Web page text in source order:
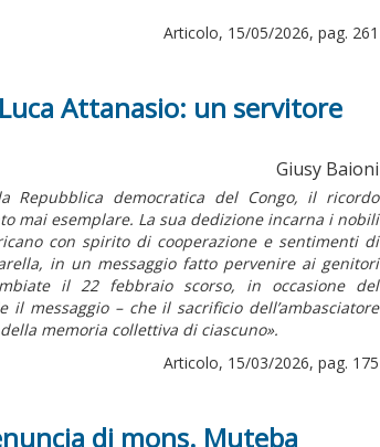
Articolo, 15/05/2026, pag. 261
Attanasio: un servitore
Giusy Baioni
Repubblica democratica del Congo, il ricordo
mai esemplare. La sua dedizione incarna i nobili
con spirito di cooperazione e sentimenti di
in un messaggio fatto pervenire ai genitori
il 22 febbraio scorso, in occasione del
messaggio – che il sacrificio dell’ambasciatore
memoria collettiva di ciascuno».
Articolo, 15/03/2026, pag. 175
di mons. Muteba